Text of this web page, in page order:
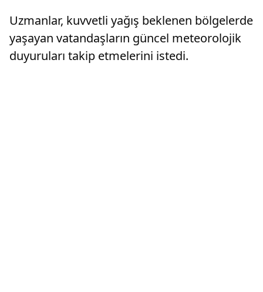
Uzmanlar, kuvvetli yağış beklenen bölgelerde
yaşayan vatandaşların güncel meteorolojik
duyuruları takip etmelerini istedi.